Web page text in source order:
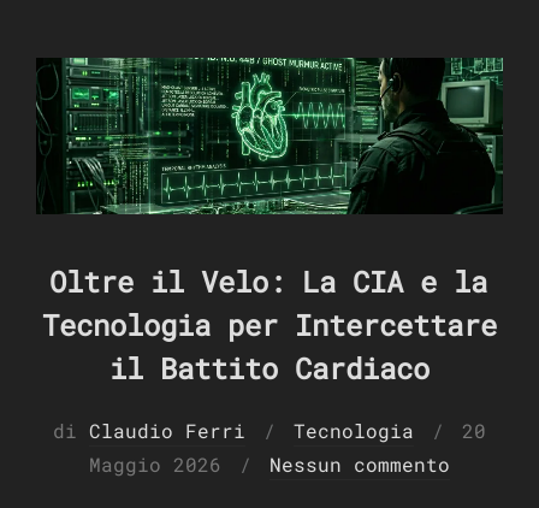
Oltre il Velo: La CIA e la
Tecnologia per Intercettare
il Battito Cardiaco
di Claudio Ferri Tecnologia
20
Maggio 2026
Nessun commento